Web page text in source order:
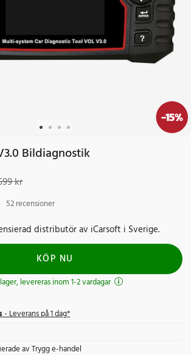
-15%
Bildiagnostik
kr
52 recensioner
distributör av iCarsoft i Sverige.
KÖP NU
levereras inom 1-2 vardagar
- Leverans på 1 dag*
av Trygg e-handel